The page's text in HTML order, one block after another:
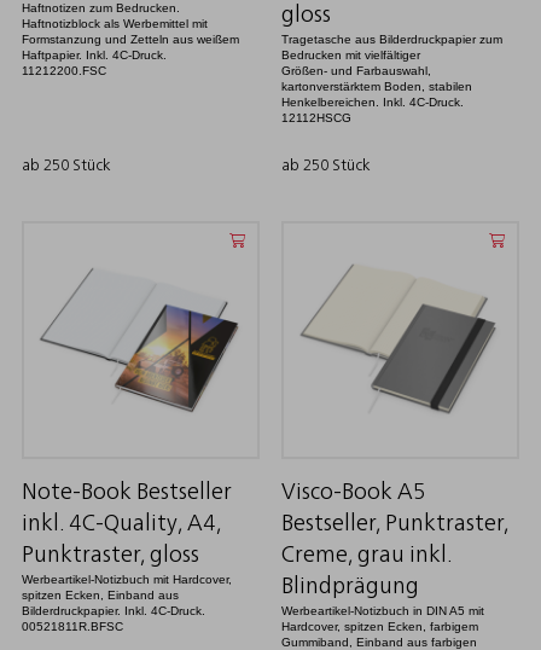
Haftnotizen zum Bedrucken.
Haftnotizblock als Werbemittel mit
Formstanzung und Zetteln aus weißem
Haftpapier. Inkl. 4C-Druck.
11212200.FSC
ab 250 Stück
gloss
Tragetasche aus Bilderdruckpapier zum
Bedrucken mit vielfältiger
Größen- und Farbauswahl,
kartonverstärktem Boden, stabilen
Henkelbereichen. Inkl. 4C-Druck.
12112HSCG
ab 250 Stück
Note-Book Bestseller
inkl. 4C-Quality, A4,
Punktraster, gloss
Werbeartikel-Notizbuch mit Hardcover,
spitzen Ecken, Einband aus
Bilderdruckpapier. Inkl. 4C-Druck.
00521811R.BFSC
Visco-Book A5
Bestseller, Punktraster,
Creme, grau inkl.
Blindprägung
Werbeartikel-Notizbuch in DIN A5 mit
Hardcover, spitzen Ecken, farbigem
Gummiband, Einband aus farbigen